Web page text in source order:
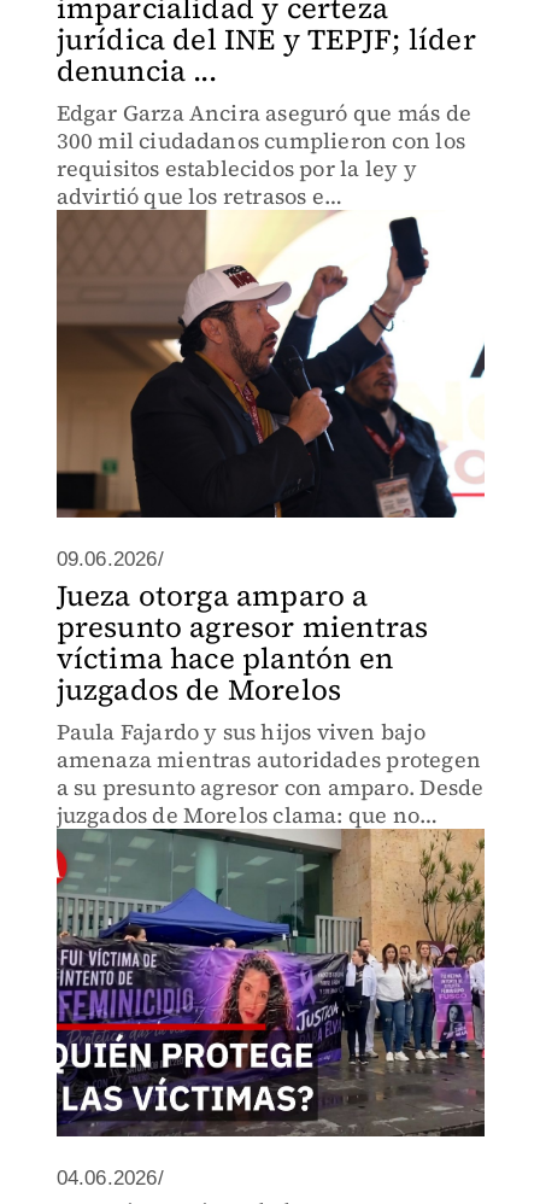
jurídica del INE y TEPJF; líder
denuncia ...
Edgar Garza Ancira aseguró que más de
300 mil ciudadanos cumplieron con los
requisitos establecidos por la ley y
advirtió que los retrasos e
investigaciones sin concluir generan
incertidumbre jurídica.
09.06.2026/
Jueza otorga amparo a
presunto agresor mientras
víctima hace plantón en
juzgados de Morelos
Paula Fajardo y sus hijos viven bajo
amenaza mientras autoridades protegen
a su presunto agresor con amparo. Desde
juzgados de Morelos clama: que no
quede impune, que se haga justicia, que
su familia sobreviva.
04.06.2026/